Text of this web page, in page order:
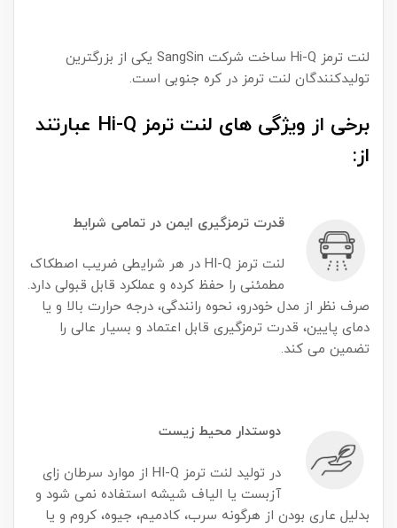
لنت ترمز Hi-Q ساخت شرکت SangSin یکی از بزرگترین
تولیدکنندگان لنت ترمز در کره جنوبی است.
برخی از ویژگی های لنت ترمز Hi-Q عبارتند
از:
قدرت ترمزگیری ایمن در تمامی شرایط
لنت ترمز HI-Q در هر شرایطی ضریب اصطکاک
مطمئنی را حفظ کرده و عملکرد قابل قبولی دارد.
صرف نظر از مدل خودرو، نحوه رانندگی، درجه حرارت بالا و یا
دمای پایین، قدرت ترمزگیری قابل اعتماد و بسیار عالی را
تضمین می کند.
دوستدار محیط زیست
در تولید لنت ترمز HI-Q از موارد سرطان زای
آزبست یا الیاف شیشه استفاده نمی شود و
بدلیل عاری بودن از هرگونه سرب، کادمیم، جیوه، کروم و یا